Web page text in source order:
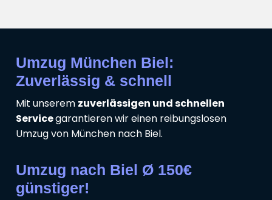
Umzug München Biel:
Zuverlässig & schnell
Mit unserem zuverlässigen und schnellen
Servicegarantieren wir einen reibungslosen
Umzug von München nach Biel.
Umzug nach Biel Ø 150€
günstiger!